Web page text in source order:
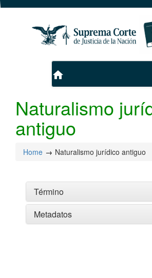
home
Naturalismo
antiguo
Home Naturalismo jurídico antiguo
Término
Metadatos